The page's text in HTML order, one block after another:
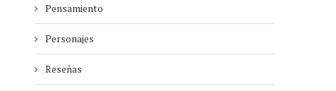
Pensamiento
Personajes
Reseñas